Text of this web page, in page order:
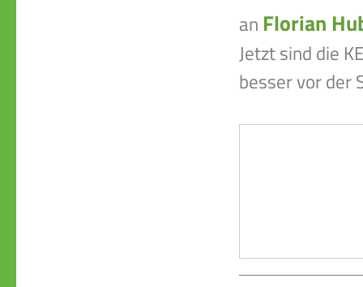
an Florian
Jetzt sind die
besser vor der